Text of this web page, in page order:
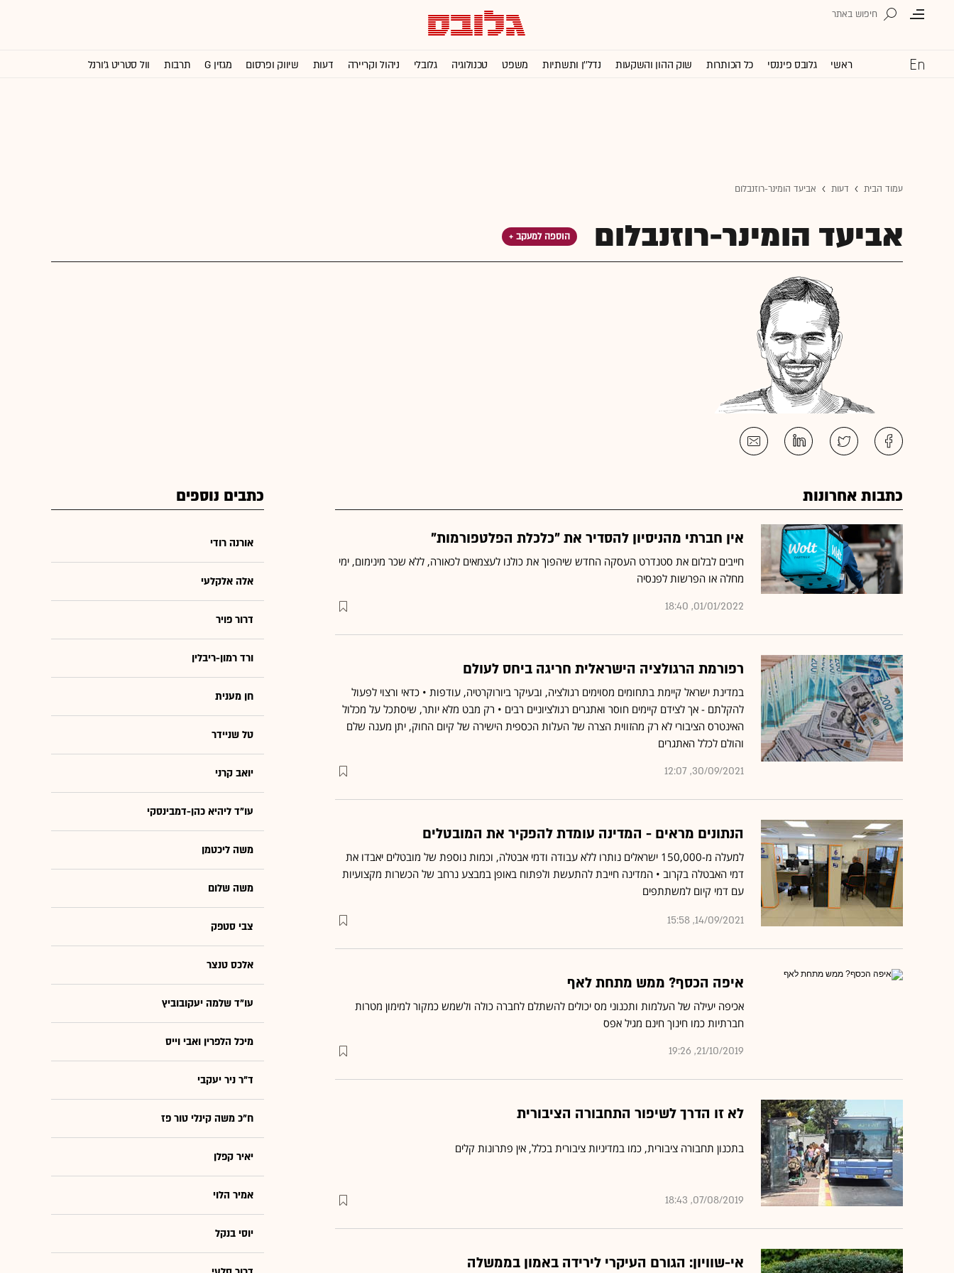
ראשי גלובס פיננסי כל הכותרות שוק ההון והשקעות נדל''ן ותשתיות משפט טכנולוגיה גלובלי ניהול וקריירה דעות שיווק ופרסום מגזין G תרבות וול סטריט ג'ורנל
עמוד הבית דעות אביעד הומינר-רוזנבלום
אביעד הומינר-רוזנבלום הוספה למעקב +
כתבות אחרונות
אין חברתי מהניסיון להסדיר את "כלכלת הפלטפורמות"
חייבים לבלום את סטנדרט העסקה החדש שיהפוך את כולנו לעצמאים לכאורה, ללא שכר מינימום, ימי
מחלה או הפרשות לפנסיה
01/01/2022, 18:40
רפורמת הרגולציה הישראלית חריגה ביחס לעולם
במדינת ישראל קיימת בתחומים מסוימים רגולציה, ובעיקר ביורוקרטיה, עודפות • כדאי ורצוי לפעול
להקלתם - אך לצידם קיימים חוסר ואתגרים רגולציוניים רבים • רק מבט מלא יותר, שיסתכל על מכלול
האינטרס הציבורי לא רק מהזווית הצרה של העלות הכספית הישירה של קיום החוק, יתן מענה שלם
והולם לכלל האתגרים
30/09/2021, 12:07
הנתונים מראים - המדינה עומדת להפקיר את המובטלים
למעלה מ-150,000 ישראלים נותרו ללא עבודה ודמי אבטלה, וכמות נוספת של מובטלים יאבדו את
דמי האבטלה בקרוב • המדינה חייבת להתעשת ולפתוח באופן במבצע נרחב של הכשרות מקצועיות
עם דמי קיום למשתתפים
14/09/2021, 15:58
איפה הכסף? ממש מתחת לאף
אכיפה יעילה של העלמות ותכנוני מס יכולים להשתלם לחברה כולה ולשמש כמקור למימון מטרות
חברתיות כמו חינוך חינם מגיל אפס
21/10/2019, 19:26
לא זו הדרך לשיפור התחבורה הציבורית
בתכנון תחבורה ציבורית, כמו במדיניות ציבורית בכלל, אין פתרונות קלים
07/08/2019, 18:43
אי-שוויון: הגורם העיקרי לירידה באמון בממשלה
כתבים נוספים
אורנה רודי
אלה אלקלעי
דרור פויר
ורד רמון-ריבלין
חן מענית
טל שניידר
יואב קרני
עו"ד ליהיא כהן-דמבינסקי
משה ליכטמן
משה שלום
צבי סטפק
אלכס טנצר
עו"ד שלמה יעקובוביץ
מיכל הלפרין ואבי וייס
ד"ר ניר יעקבי
ח"כ משה קינלי טור פז
יאיר קפלן
אמיר הלוי
יוסי בנקל